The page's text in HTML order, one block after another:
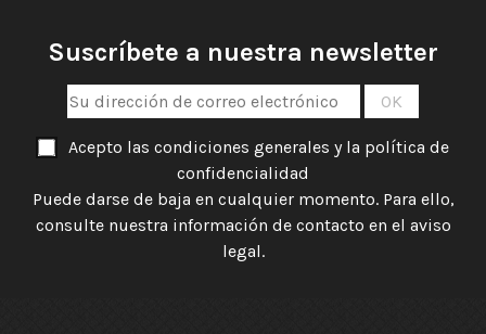
Suscríbete a nuestra newsletter
Acepto las condiciones generales y la política de
confidencialidad
Puede darse de baja en cualquier momento. Para ello,
consulte nuestra información de contacto en el aviso
legal.